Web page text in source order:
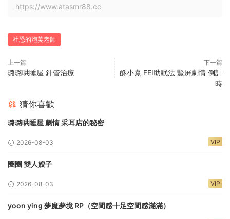
https://www.atasmr88.cc
社恐的泡芙老師
上一篇
璐璐哄睡屋 針管治療
下一篇
酥小熹 FEI助眠法 豎屏劇情 倒計
時
猜你喜歡
璐璐哄睡屋 劇情 采耳店的秘密
2026-08-03 VIP
圈圈 雙人嫂子
2026-08-03 VIP
yoon ying 夢魔夢境 RP（空間感十足空間感滿滿）